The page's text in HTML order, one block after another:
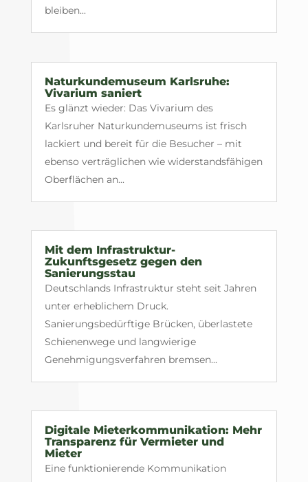
bleiben...
Naturkundemuseum Karlsruhe:
Vivarium saniert
Es glänzt wieder: Das Vivarium des
Karlsruher Naturkundemuseums ist frisch
lackiert und bereit für die Besucher – mit
ebenso verträglichen wie widerstandsfähigen
Oberflächen an...
Mit dem Infrastruktur-
Zukunftsgesetz gegen den
Sanierungsstau
Deutschlands Infrastruktur steht seit Jahren
unter erheblichem Druck.
Sanierungsbedürftige Brücken, überlastete
Schienenwege und langwierige
Genehmigungsverfahren bremsen...
Digitale Mieterkommunikation: Mehr
Transparenz für Vermieter und
Mieter
Eine funktionierende Kommunikation